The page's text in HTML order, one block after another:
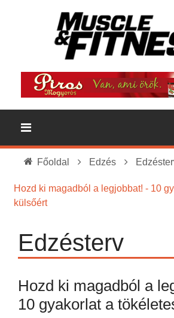
Főoldal Edzés
Hozd ki magadból a legjobbat! - 10
külsőért
Edzésterv
Hozd ki magadból a
10 gyakorlat a